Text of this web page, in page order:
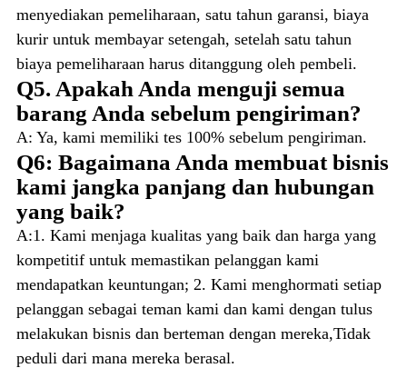
menyediakan pemeliharaan, satu tahun garansi, biaya
kurir untuk membayar setengah, setelah satu tahun
biaya pemeliharaan harus ditanggung oleh pembeli.
Q5. Apakah Anda menguji semua
barang Anda sebelum pengiriman?
A: Ya, kami memiliki tes 100% sebelum pengiriman.
Q6: Bagaimana Anda membuat bisnis
kami jangka panjang dan hubungan
yang baik?
A:1. Kami menjaga kualitas yang baik dan harga yang
kompetitif untuk memastikan pelanggan kami
mendapatkan keuntungan; 2. Kami menghormati setiap
pelanggan sebagai teman kami dan kami dengan tulus
melakukan bisnis dan berteman dengan mereka,Tidak
peduli dari mana mereka berasal.